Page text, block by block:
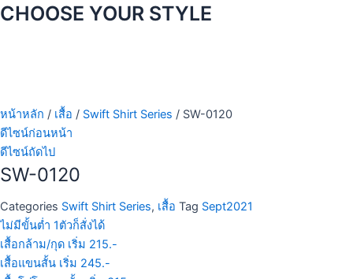
CHOOSE YOUR STYLE
หน้าหลัก / เสื้อ / Swift Shirt Series / SW-0120
ดีไซน์ก่อนหน้า
ดีไซน์ถัดไป
SW-0120
Categories Swift Shirt Series, เสื้อ Tag Sept2021
ไม่มีขั้นต่ำ 1ตัวก็สั่งได้
เสื้อกล้าม/กุด เริ่ม 215.-
เสื้อแขนสั้น เริ่ม 245.-